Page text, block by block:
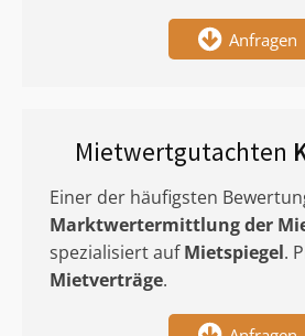
Anfragen
Mietwertgutachten
Einer der häufigsten
Marktwertermittlungder
spezialisiert aufMietspiegel.
Mietverträge.